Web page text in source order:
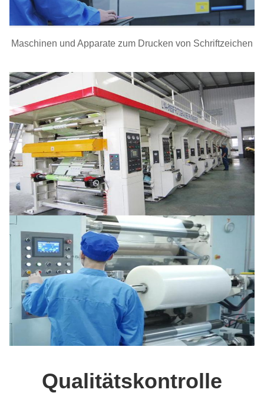
Maschinen und Apparate zum Drucken von Schriftzeichen
Qualitätskontrolle